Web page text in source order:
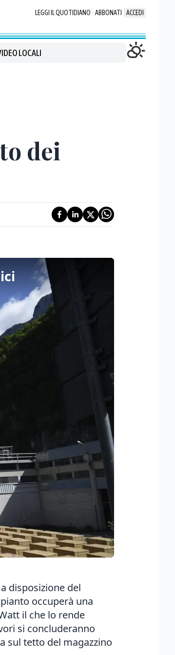
LEGGI IL QUOTIDIANO ABBONATI ACCEDI
LOCALI
dei
disposizione del
occuperà una
il che lo rende
si concluderanno
sul tetto del magazzino